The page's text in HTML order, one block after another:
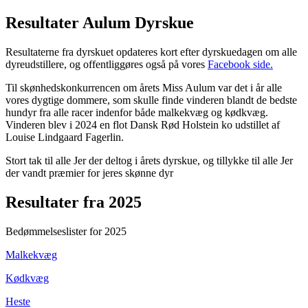
Resultater Aulum Dyrskue
Resultaterne fra dyrskuet opdateres kort efter dyrskuedagen om alle
dyreudstillere, og offentliggøres også på vores Facebook side.
Til skønhedskonkurrencen om årets Miss Aulum var det i år alle
vores dygtige dommere, som skulle finde vinderen blandt de bedste
hundyr fra alle racer indenfor både malkekvæg og kødkvæg.
Vinderen blev i 2024 en flot Dansk Rød Holstein ko udstillet af
Louise Lindgaard Fagerlin.
Stort tak til alle Jer der deltog i årets dyrskue, og tillykke til alle Jer
der vandt præmier for jeres skønne dyr
Resultater fra 2025
Bedømmelseslister for 2025
Malkekvæg
Kødkvæg
Heste